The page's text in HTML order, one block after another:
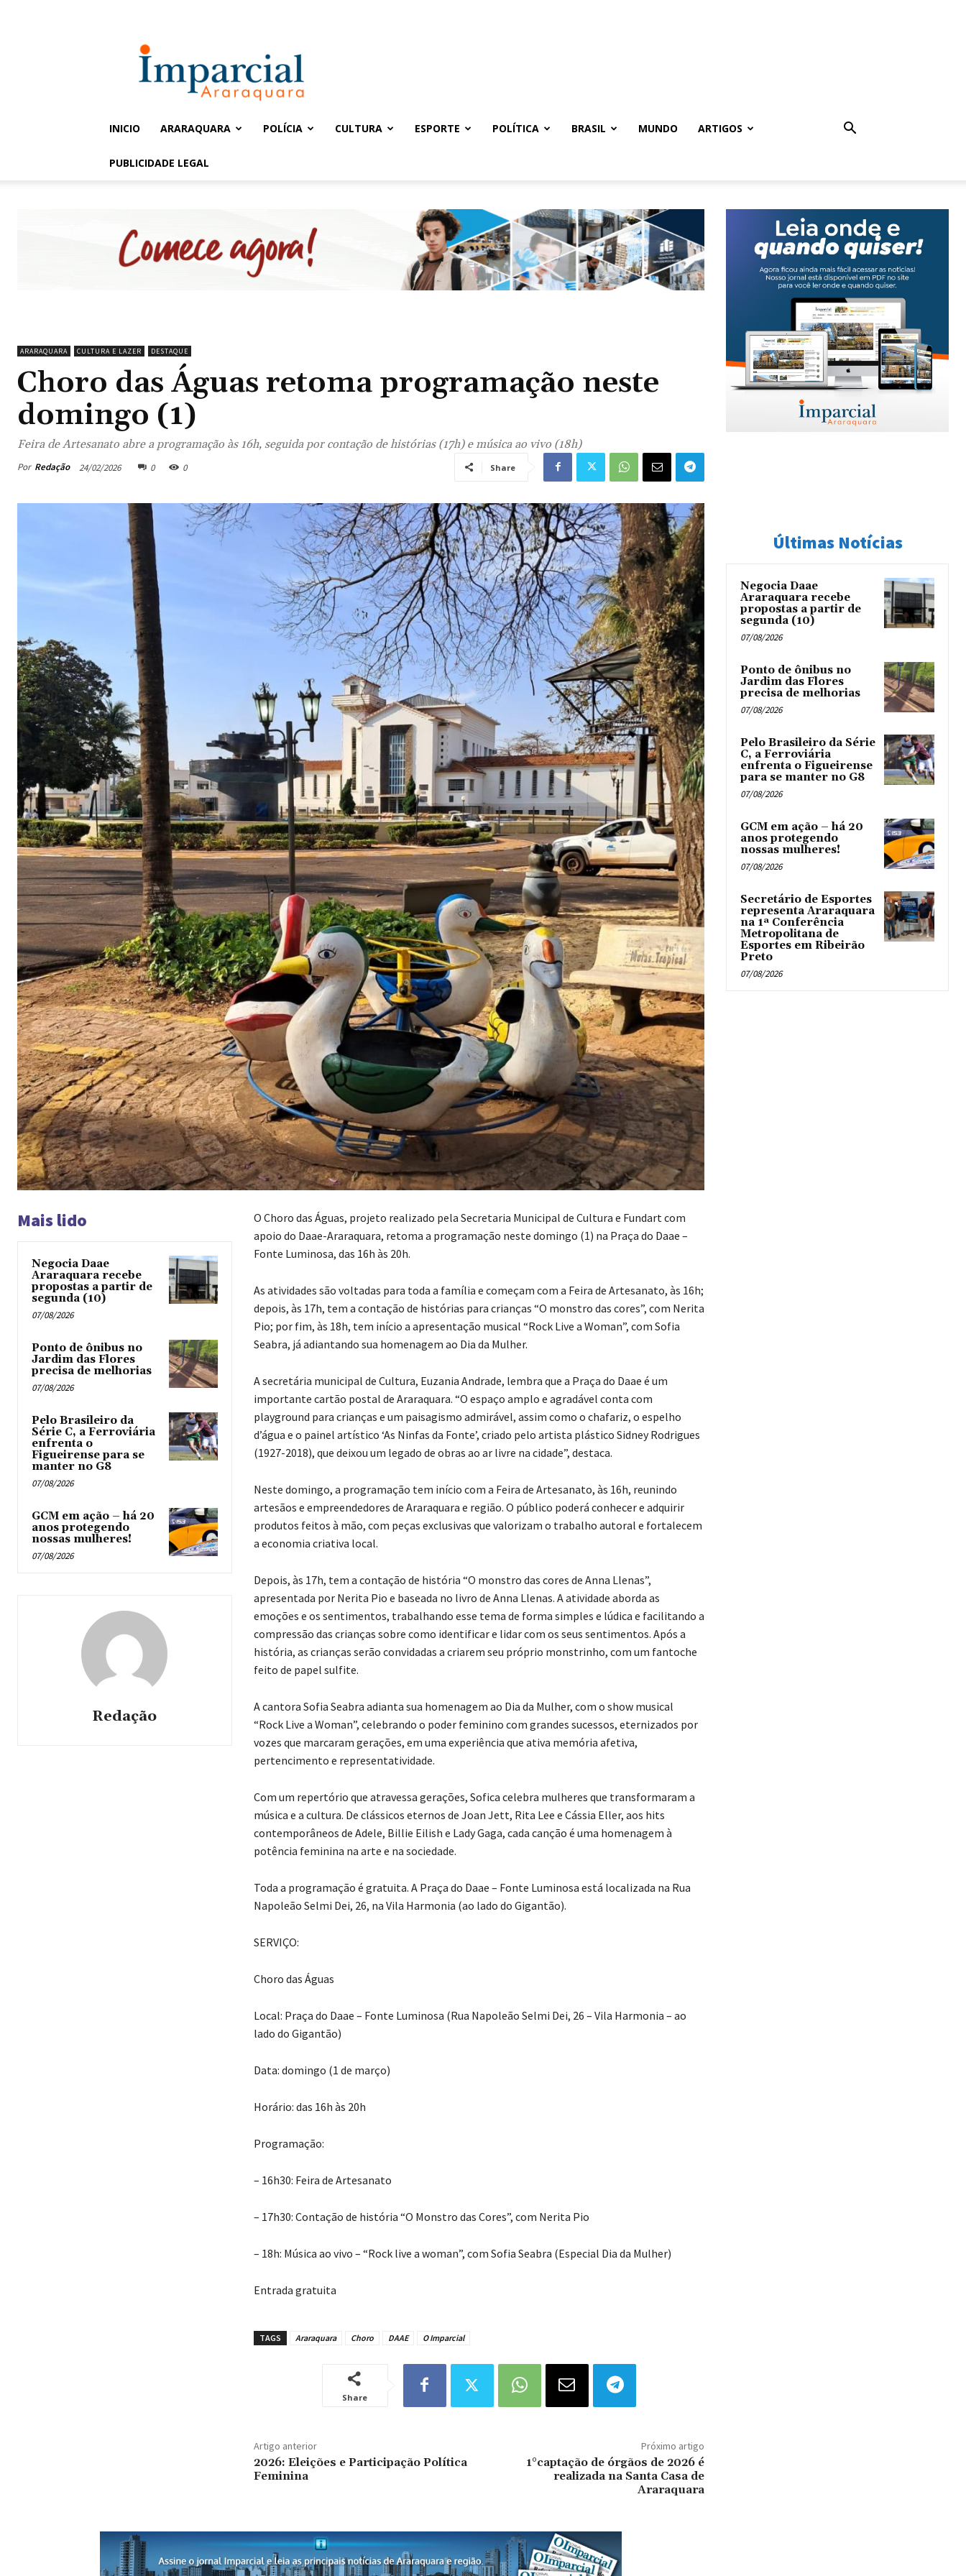
Imparcial
INICIO ARARAQUARA POLÍCIA CULTURA ESPORTE POLÍTICA BRASIL MUNDO ARTIGOS
PUBLICIDADE LEGAL
ARARAQUARA CULTURA E LAZER DESTAQUE
Choro das Águas retoma programação neste
domingo (1)
Feira de Artesanato abre a programação às 16h, seguida por contação de histórias (17h) e música ao vivo (18h)
Por Redação 24/02/2026 0 0 Share
Mais lido
Negocia Daae
Araraquara recebe
propostas a partir de
segunda (10)
07/08/2026
Ponto de ônibus no
Jardim das Flores
precisa de melhorias
07/08/2026
Pelo Brasileiro da
Série C, a Ferroviária
enfrenta o
Figueirense para se
manter no G8
07/08/2026
GCM em ação – há 20
anos protegendo
nossas mulheres!
07/08/2026
Redação
O Choro das Águas, projeto realizado pela Secretaria Municipal de Cultura e Fundart com
apoio do Daae-Araraquara, retoma a programação neste domingo (1) na Praça do Daae –
Fonte Luminosa, das 16h às 20h.
As atividades são voltadas para toda a família e começam com a Feira de Artesanato, às 16h;
depois, às 17h, tem a contação de histórias para crianças “O monstro das cores”, com Nerita
Pio; por fim, às 18h, tem início a apresentação musical “Rock Live a Woman”, com Sofia
Seabra, já adiantando sua homenagem ao Dia da Mulher.
A secretária municipal de Cultura, Euzania Andrade, lembra que a Praça do Daae é um
importante cartão postal de Araraquara. “O espaço amplo e agradável conta com
playground para crianças e um paisagismo admirável, assim como o chafariz, o espelho
d’água e o painel artístico ‘As Ninfas da Fonte’, criado pelo artista plástico Sidney Rodrigues
(1927-2018), que deixou um legado de obras ao ar livre na cidade”, destaca.
Neste domingo, a programação tem início com a Feira de Artesanato, às 16h, reunindo
artesãos e empreendedores de Araraquara e região. O público poderá conhecer e adquirir
produtos feitos à mão, com peças exclusivas que valorizam o trabalho autoral e fortalecem
a economia criativa local.
Depois, às 17h, tem a contação de história “O monstro das cores de Anna Llenas”,
apresentada por Nerita Pio e baseada no livro de Anna Llenas. A atividade aborda as
emoções e os sentimentos, trabalhando esse tema de forma simples e lúdica e facilitando a
compressão das crianças sobre como identificar e lidar com os seus sentimentos. Após a
história, as crianças serão convidadas a criarem seu próprio monstrinho, com um fantoche
feito de papel sulfite.
A cantora Sofia Seabra adianta sua homenagem ao Dia da Mulher, com o show musical
“Rock Live a Woman”, celebrando o poder feminino com grandes sucessos, eternizados por
vozes que marcaram gerações, em uma experiência que ativa memória afetiva,
pertencimento e representatividade.
Com um repertório que atravessa gerações, Sofica celebra mulheres que transformaram a
música e a cultura. De clássicos eternos de Joan Jett, Rita Lee e Cássia Eller, aos hits
contemporâneos de Adele, Billie Eilish e Lady Gaga, cada canção é uma homenagem à
potência feminina na arte e na sociedade.
Toda a programação é gratuita. A Praça do Daae – Fonte Luminosa está localizada na Rua
Napoleão Selmi Dei, 26, na Vila Harmonia (ao lado do Gigantão).
SERVIÇO:
Choro das Águas
Local: Praça do Daae – Fonte Luminosa (Rua Napoleão Selmi Dei, 26 – Vila Harmonia – ao
lado do Gigantão)
Data: domingo (1 de março)
Horário: das 16h às 20h
Programação:
– 16h30: Feira de Artesanato
– 17h30: Contação de história “O Monstro das Cores”, com Nerita Pio
– 18h: Música ao vivo – “Rock live a woman”, com Sofia Seabra (Especial Dia da Mulher)
Entrada gratuita
TAGS Araraquara Choro DAAE O Imparcial
Share
Artigo anterior
2026: Eleições e Participação Política
Feminina
Próximo artigo
1°captação de órgãos de 2026 é
realizada na Santa Casa de
Araraquara
Últimas Notícias
Negocia Daae
Araraquara recebe
propostas a partir de
segunda (10)
07/08/2026
Ponto de ônibus no
Jardim das Flores
precisa de melhorias
07/08/2026
Pelo Brasileiro da Série
C, a Ferroviária
enfrenta o Figueirense
para se manter no G8
07/08/2026
GCM em ação – há 20
anos protegendo
nossas mulheres!
07/08/2026
Secretário de Esportes
representa Araraquara
na 1ª Conferência
Metropolitana de
Esportes em Ribeirão
Preto
07/08/2026